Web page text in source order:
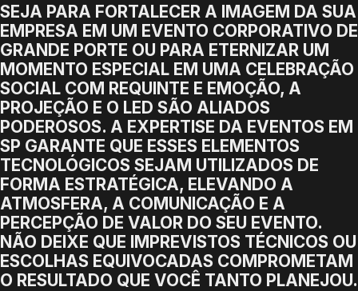
SEJA PARA FORTALECER A IMAGEM DA SUA
EMPRESA EM UM EVENTO CORPORATIVO DE
GRANDE PORTE OU PARA ETERNIZAR UM
MOMENTO ESPECIAL EM UMA CELEBRAÇÃO
SOCIAL COM REQUINTE E EMOÇÃO, A
PROJEÇÃO E O LED SÃO ALIADOS
PODEROSOS. A EXPERTISE DA EVENTOS EM
SP GARANTE QUE ESSES ELEMENTOS
TECNOLÓGICOS SEJAM UTILIZADOS DE
FORMA ESTRATÉGICA, ELEVANDO A
ATMOSFERA, A COMUNICAÇÃO E A
PERCEPÇÃO DE VALOR DO SEU EVENTO.
NÃO DEIXE QUE IMPREVISTOS TÉCNICOS OU
ESCOLHAS EQUIVOCADAS COMPROMETAM
O RESULTADO QUE VOCÊ TANTO PLANEJOU.